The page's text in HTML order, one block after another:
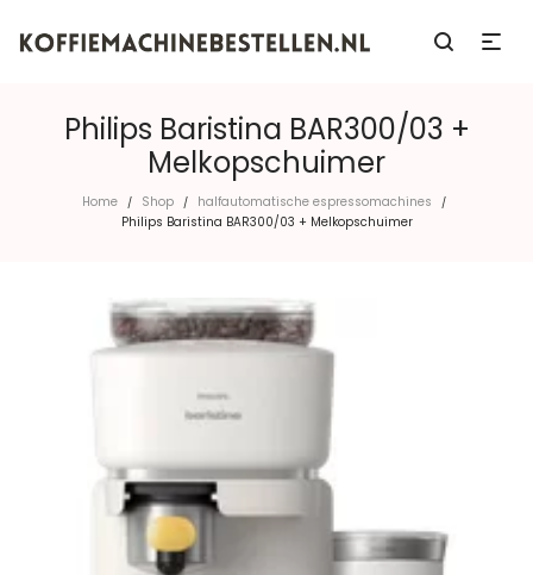
Philips Baristina BAR300/03 +
Melkopschuimer
Home / Shop / halfautomatische espressomachines /
Philips Baristina BAR300/03 + Melkopschuimer